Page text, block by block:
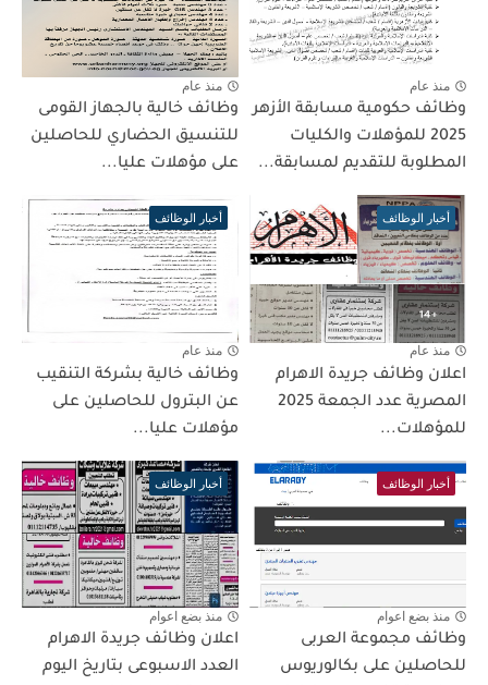
منذ عام
وظائف حكومية مسابقة الأزهر
2025 للمؤهلات والكليات
المطلوبة للتقديم لمسابقة...
منذ عام
وظائف خالية بالجهاز القومى
للتنسيق الحضاري للحاصلين
على مؤهلات عليا...
أخبار الوظائف
منذ عام
اعلان وظائف جريدة الاهرام
المصرية عدد الجمعة 2025
للمؤهلات...
أخبار الوظائف
منذ عام
وظائف خالية بشركة التنقيب
عن البترول للحاصلين على
مؤهلات عليا...
أخبار الوظائف
منذ بضع اعوام
وظائف مجموعة العربى
للحاصلين على بكالوريوس
أخبار الوظائف
منذ بضع اعوام
اعلان وظائف جريدة الاهرام
العدد الاسبوعى بتاريخ اليوم